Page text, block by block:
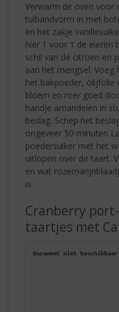
Verwarm de oven voor
tulbandvorm in met
en het zakje
hier 1 voor 1 de eieren
schil van de citroen en
aan het mengsel. Voeg
het bakpoeder, olijfolie
bloem en roer goed
handje amandelen in
beslag. Schep het
ongeveer 50 minuten
poedersuiker met het
uitlopen over de taart.
en wat
is.
Cranberry
taartjes met